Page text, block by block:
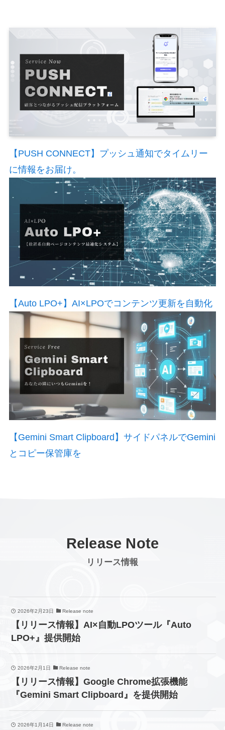
【PUSH CONNECT】プッシュ通知でタイムリー
に情報をお届け。
【Auto LPO+】AI×LPOでコンテンツ更新を自動化
【Gemini Smart Clipboard】サイドパネルでGemini
とコピー保管庫を
Release Note
リリース情報
2026年2月23日 Release note
【リリース情報】AI×自動LPOツール『Auto
LPO+』提供開始
2026年2月1日 Release note
【リリース情報】Google Chrome拡張機能
『Gemini Smart Clipboard』を提供開始
2026年1月14日 Release note